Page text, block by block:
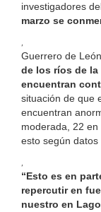
investigadores
marzo se
,
Guerrero de
de los ríos de la
encuentran
situación de que
encuentran
moderada, 22
esto según datos
,
“Esto es en
repercutir en
nuestro en